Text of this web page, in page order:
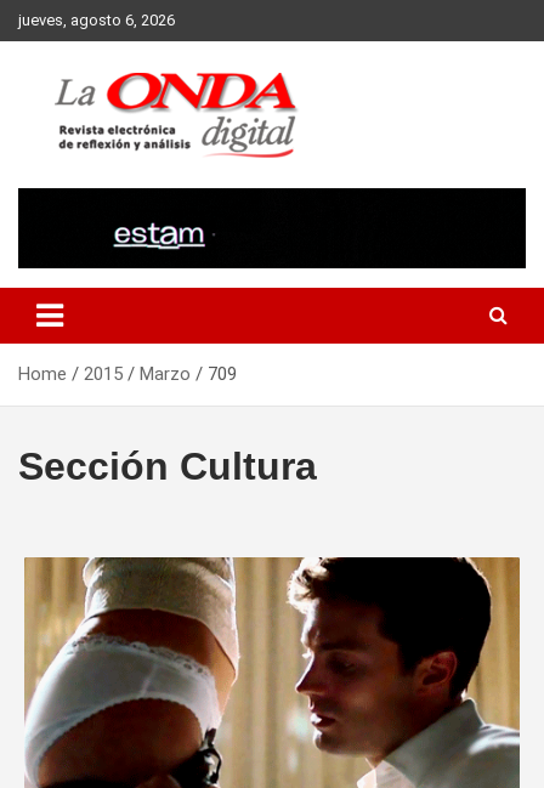
Skip
to
jueves, agosto 6, 2026
Home 2015 Marzo 709